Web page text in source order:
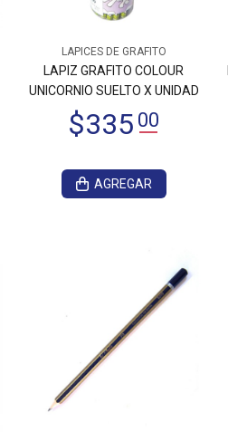
LAPICES DE GRAFITO
LAPIZ GRAFITO COLOUR
UNICORNIO SUELTO X UNIDAD
AGREGAR